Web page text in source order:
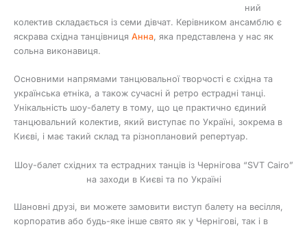
ний
колектив складається із семи дівчат. Керівником ансамблю є
яскрава східна танцівниця Анна, яка представлена у нас як
сольна виконавиця.
Основними напрямами танцювальної творчості є східна та
українська етніка, а також сучасні й ретро естрадні танці.
Унікальність шоу-балету в тому, що це практично єдиний
танцювальний колектив, який виступає по Україні, зокрема в
Києві, і має такий склад та різноплановий репертуар.
Шоу-балет східних та естрадних танців із Чернігова “SVT Cairo”
на заходи в Києві та по Україні
Шановні друзі, ви можете замовити виступ балету на весілля,
корпоратив або будь-яке інше свято як у Чернігові, так і в